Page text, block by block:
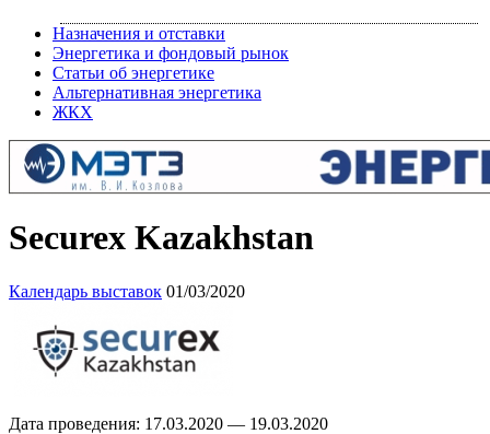
Назначения и отставки
Энергетика и фондовый рынок
Статьи об энергетике
Альтернативная энергетика
ЖКХ
Securex Kazakhstan
Календарь выставок 01/03/2020
Дата проведения: 17.03.2020 — 19.03.2020